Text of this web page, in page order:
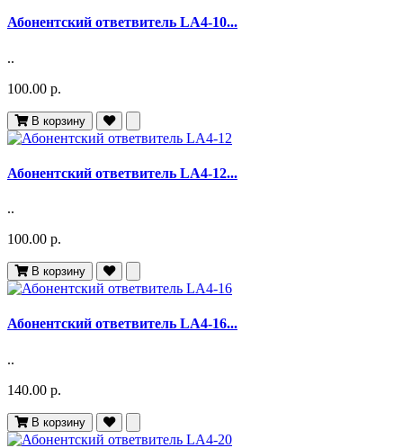
Абонентский ответвитель LA4-10...
..
100.00 р.
В корзину
Абонентский ответвитель LA4-12...
..
100.00 р.
В корзину
Абонентский ответвитель LA4-16...
..
140.00 р.
В корзину